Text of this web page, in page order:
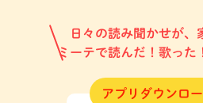
日々の読み聞かせが
ミーテで読んだ！歌った
アプリダウンロー